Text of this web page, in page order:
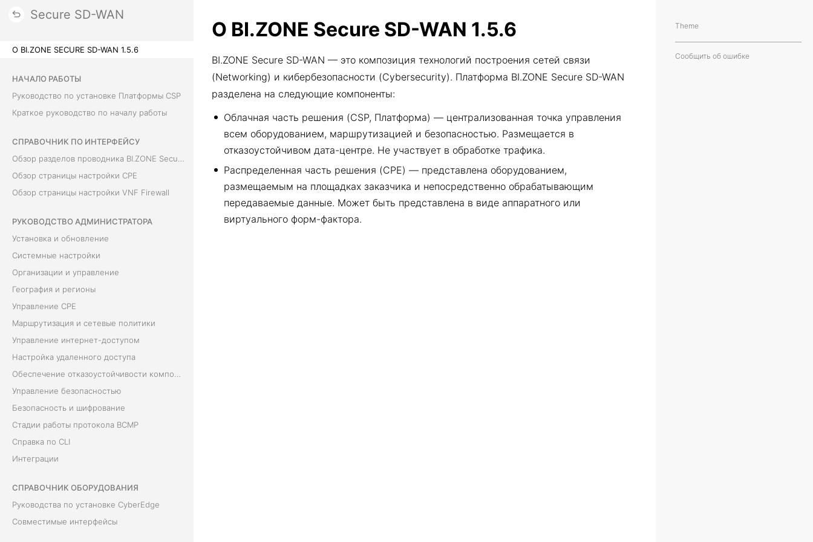
Secure SD-WAN
О BI.ZONE SECURE SD-WAN 1.5.6
НАЧАЛО РАБОТЫ
Руководство по установке Платформы CSP
Краткое руководство по началу работы
СПРАВОЧНИК ПО ИНТЕРФЕЙСУ
Обзор страницы настройки CPE
Обзор страницы настройки VNF Firewall
РУКОВОДСТВО АДМИНИСТРАТОРА
Установка и обновление
Системные настройки
Организации и управление
География и регионы
Управление CPE
Маршрутизация и сетевые политики
Управление интернет-доступом
Настройка удаленного доступа
Управление безопасностью
Безопасность и шифрование
Стадии работы протокола BCMP
Справка по CLI
Интеграции
СПРАВОЧНИК ОБОРУДОВАНИЯ
Руководства по установке CyberEdge
Совместимые интерфейсы
О BI.ZONE Secure SD-WAN 1.5.6
BI.ZONE Secure SD-WAN — это композиция технологий построения сетей связи
(Networking) и кибербезопасности (Cybersecurity). Платформа BI.ZONE Secure SD-WAN
разделена на следующие компоненты:
Облачная часть решения (CSP, Платформа) — централизованная точка управления
всем оборудованием, маршрутизацией и безопасностью. Размещается в
отказоустойчивом дата-центре. Не участвует в обработке трафика.
Распределенная часть решения (CPE) — представлена оборудованием,
размещаемым на площадках заказчика и непосредственно обрабатывающим
передаваемые данные. Может быть представлена в виде аппаратного или
виртуального форм-фактора.
Theme
Сообщить об ошибке